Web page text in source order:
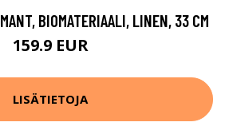
BIOMATERIAALI, LINEN, 33 CM
159.9 EUR
LISÄTIETOJA